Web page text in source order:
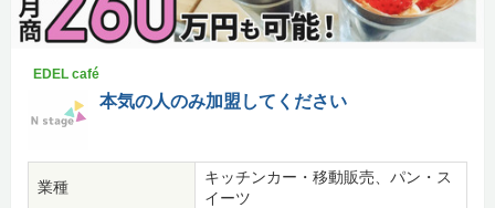
EDEL café
本気の人のみ加盟してください
業種
キッチンカー・移動販売、パン・ス
イーツ